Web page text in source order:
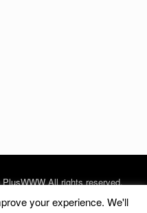
PlusWWWAll rights reserved.
your experience. We'll